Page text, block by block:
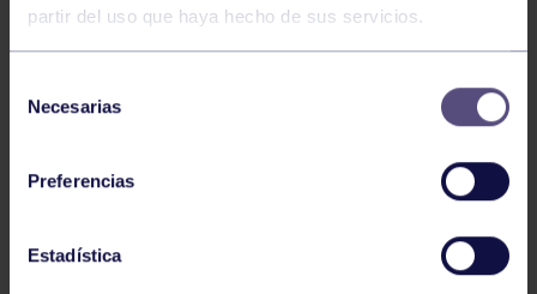
partir del uso que haya hecho de sus servicios.
Necesarias
Preferencias
Estadística
El equipo femenino de pádel del Grupo Covadonga se
encuentra este fin de semana por tierras aragonesas,